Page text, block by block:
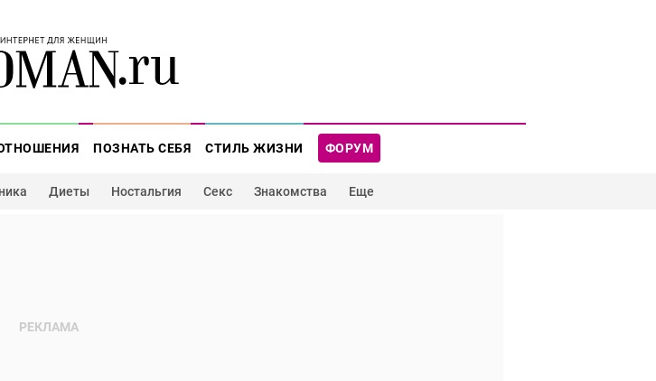
ФОРУМ
ПОЗНАТЬ СЕБЯ СТИЛЬ ЖИЗНИ
Диеты Ностальгия Секс Знакомства Еще